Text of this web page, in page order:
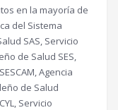
en la mayoría de
del Sistema
SAS, Servicio
de Salud SES,
Agencia
de Salud
Servicio